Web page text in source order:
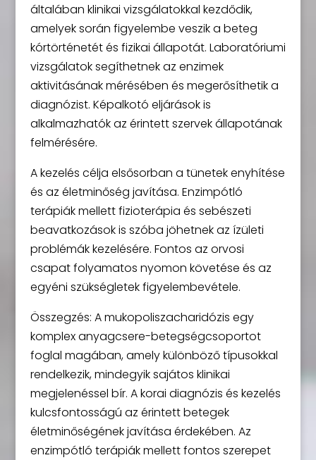
általában klinikai vizsgálatokkal kezdődik,
amelyek során figyelembe veszik a beteg
kórtörténetét és fizikai állapotát. Laboratóriumi
vizsgálatok segíthetnek az enzimek
aktivitásának mérésében és megerősíthetik a
diagnózist. Képalkotó eljárások is
alkalmazhatók az érintett szervek állapotának
felmérésére.
A kezelés célja elsősorban a tünetek enyhítése
és az életminőség javítása. Enzimpótló
terápiák mellett fizioterápia és sebészeti
beavatkozások is szóba jöhetnek az ízületi
problémák kezelésére. Fontos az orvosi
csapat folyamatos nyomon követése és az
egyéni szükségletek figyelembevétele.
Összegzés: A mukopoliszacharidózis egy
komplex anyagcsere-betegségcsoportot
foglal magában, amely különböző típusokkal
rendelkezik, mindegyik sajátos klinikai
megjelenéssel bír. A korai diagnózis és kezelés
kulcsfontosságú az érintett betegek
életminőségének javítása érdekében. Az
enzimpótló terápiák mellett fontos szerepet